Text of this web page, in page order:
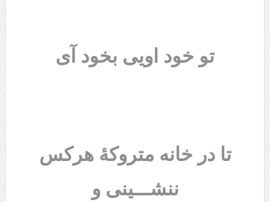
تو خود اویی بخود آی
تا در خانه متروکۀ هرکس
ننشـــینی و